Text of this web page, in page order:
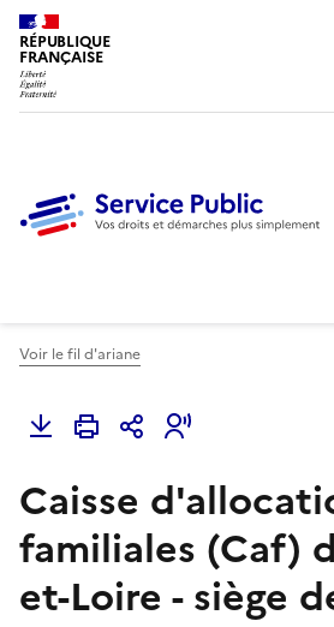
RÉPUBLIQUE
FRANÇAISE
Voir le fil d'ariane
Caisse
familiales (Caf)
et-Loire - siège